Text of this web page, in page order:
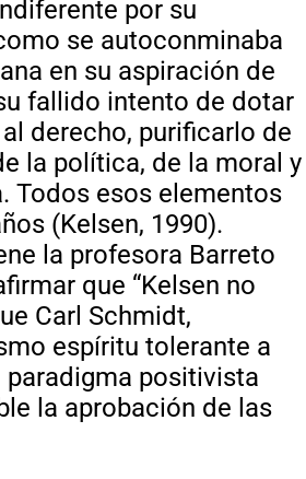
por su
se autoconminaba
en su aspiración de
fallido intento de dotar
derecho, purificarlo de
la política, de la moral y
Todos esos elementos
(Kelsen, 1990).
la profesora Barreto
que “Kelsen no
Carl Schmidt,
espíritu tolerante a
positivista
la aprobación de las